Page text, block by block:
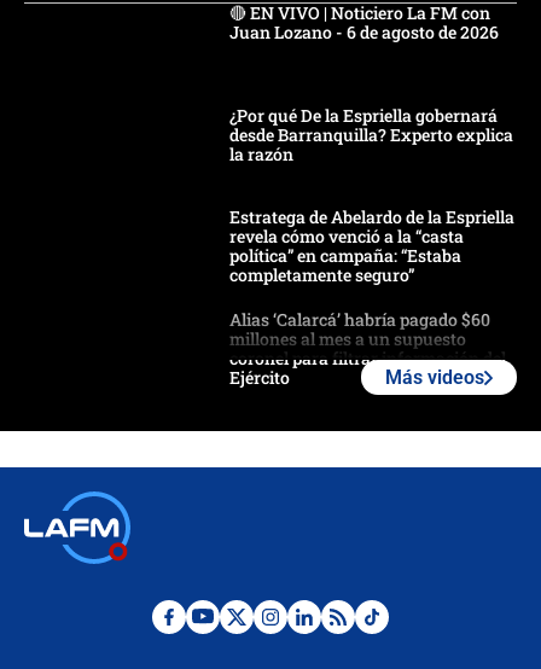
🔴 EN VIVO | Noticiero La FM con
Juan Lozano - 6 de agosto de 2026
¿Por qué De la Espriella gobernará
desde Barranquilla? Experto explica
la razón
Estratega de Abelardo de la Espriella
revela cómo venció a la “casta
política” en campaña: “Estaba
completamente seguro”
Alias ‘Calarcá’ habría pagado $60
millones al mes a un supuesto
coronel para filtrar información del
Ejército
Ministro de Defensa no descarta el
Más videos